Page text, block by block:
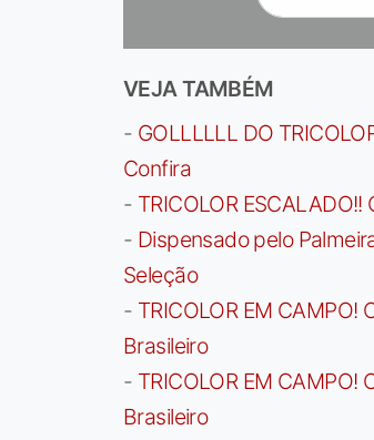
VEJA TAMBÉM
- GOLLLLLL DO
Confira
- TRICOLOR
- Dispensado pelo
Seleção
- TRICOLOR EM CAMPO!
Brasileiro
- TRICOLOR EM CAMPO!
Brasileiro